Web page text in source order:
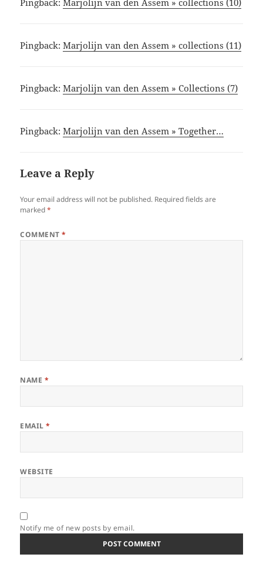
Pingback:Marjolijn van den Assem » collections (11)
Pingback:Marjolijn van den Assem » Collections (7)
Pingback:Marjolijn van den Assem » Together…
Leave a Reply
Your email address will not be published. Required fields are
marked*
COMMENT*
NAME *
EMAIL*
WEBSITE
Notify me of new posts by email.